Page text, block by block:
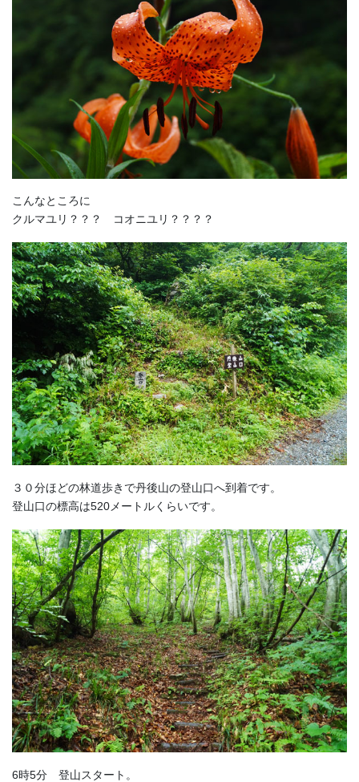
こんなところに
クルマユリ？？？ コオニユリ？？？？
３０分ほどの林道歩きで丹後山の登山口へ到着です。
登山口の標高は520メートルくらいです。
6時5分 登山スタート。